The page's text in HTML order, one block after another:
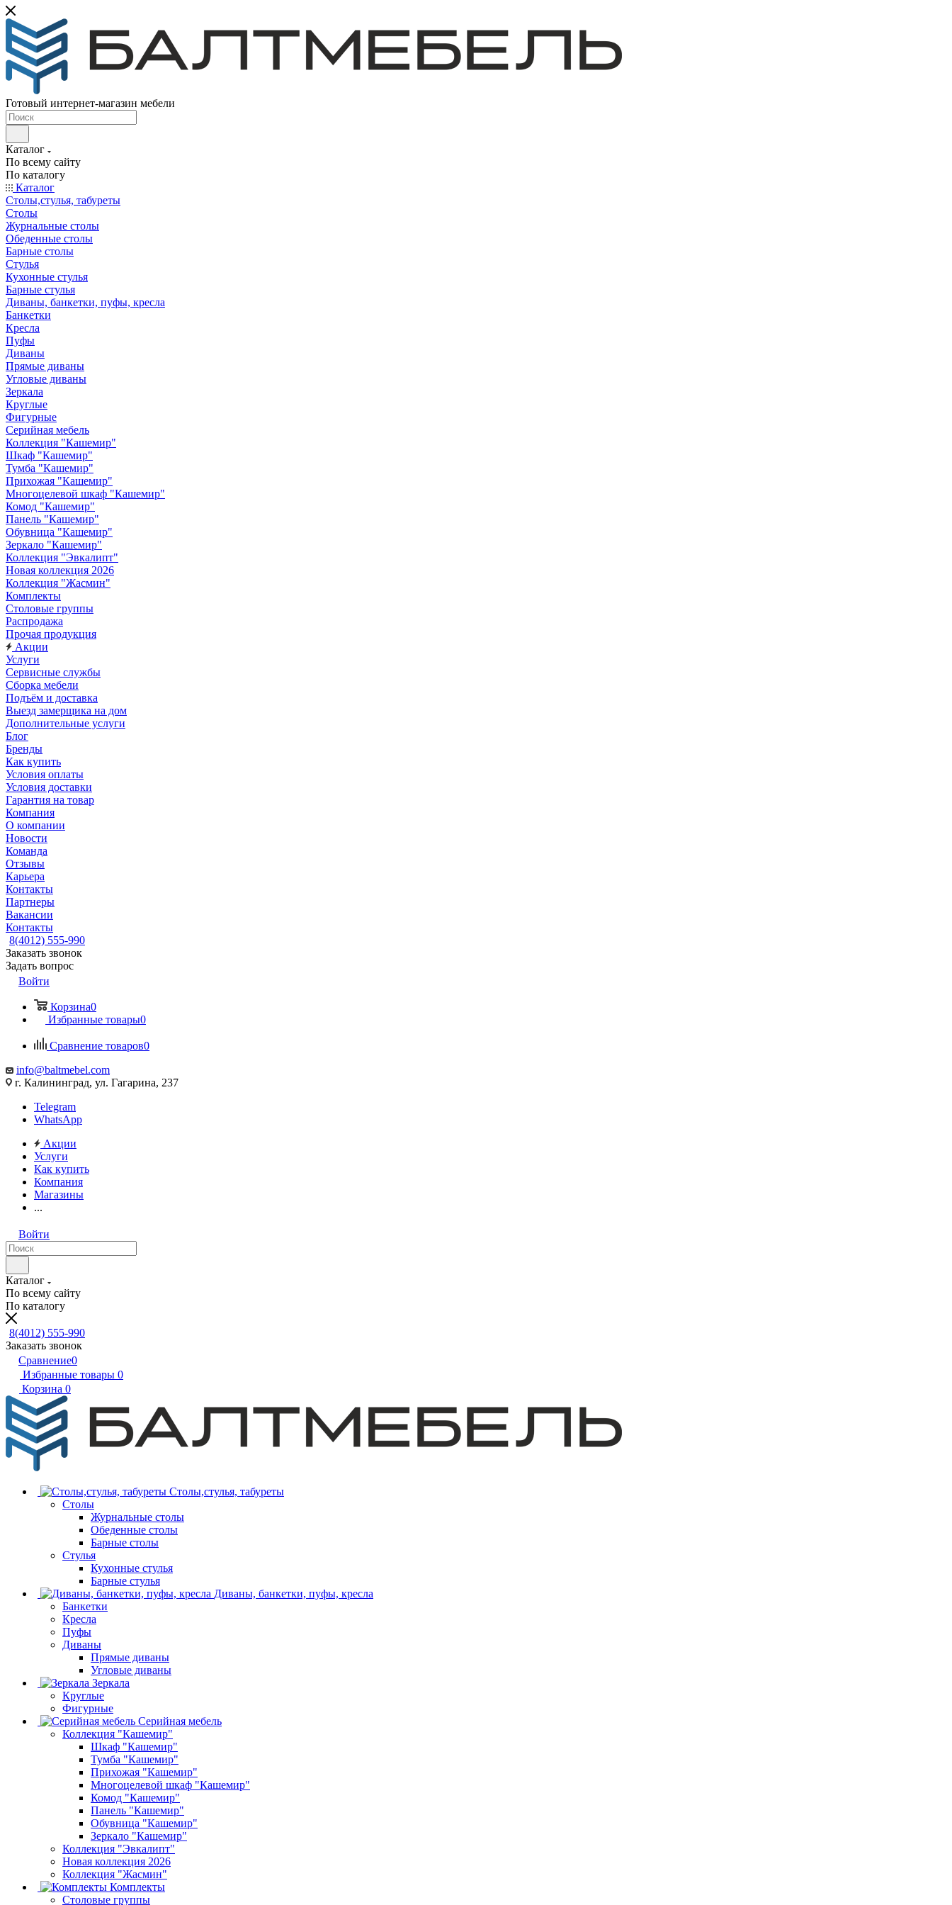
Готовый интернет-магазин мебели
Каталог
По всему сайту
По каталогу
Каталог
Столы,стулья, табуреты
Столы
Журнальные столы
Обеденные столы
Барные столы
Стулья
Кухонные стулья
Барные стулья
Диваны, банкетки, пуфы, кресла
Банкетки
Кресла
Пуфы
Диваны
Прямые диваны
Угловые диваны
Зеркала
Круглые
Фигурные
Серийная мебель
Коллекция "Кашемир"
Шкаф "Кашемир"
Тумба "Кашемир"
Прихожая "Кашемир"
Многоцелевой шкаф "Кашемир"
Комод "Кашемир"
Панель "Кашемир"
Обувница "Кашемир"
Зеркало "Кашемир"
Коллекция "Эвкалипт"
Новая коллекция 2026
Коллекция "Жасмин"
Комплекты
Столовые группы
Распродажа
Прочая продукция
Акции
Услуги
Сервисные службы
Сборка мебели
Подъём и доставка
Выезд замерщика на дом
Дополнительные услуги
Блог
Бренды
Как купить
Условия оплаты
Условия доставки
Гарантия на товар
Компания
О компании
Новости
Команда
Отзывы
Карьера
Контакты
Партнеры
Вакансии
Контакты
8(4012) 555-990
Заказать звонок
Задать вопрос
Войти
Корзина0
Избранные товары0
Сравнение товаров0
info@baltmebel.com
г. Калининград, ул. Гагарина, 237
Telegram
WhatsApp
Акции
Услуги
Как купить
Компания
Магазины
...
Войти
Каталог
По всему сайту
По каталогу
8(4012) 555-990
Заказать звонок
Сравнение0
Избранные товары 0
Корзина 0
Столы,стулья, табуреты
Столы
Журнальные столы
Обеденные столы
Барные столы
Стулья
Кухонные стулья
Барные стулья
Диваны, банкетки, пуфы, кресла
Банкетки
Кресла
Пуфы
Диваны
Прямые диваны
Угловые диваны
Зеркала
Круглые
Фигурные
Серийная мебель
Коллекция "Кашемир"
Шкаф "Кашемир"
Тумба "Кашемир"
Прихожая "Кашемир"
Многоцелевой шкаф "Кашемир"
Комод "Кашемир"
Панель "Кашемир"
Обувница "Кашемир"
Зеркало "Кашемир"
Коллекция "Эвкалипт"
Новая коллекция 2026
Коллекция "Жасмин"
Комплекты
Столовые группы